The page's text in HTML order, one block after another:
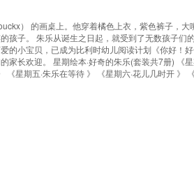
） 的画桌上。他穿着橘色上衣，紫色裤子，大
孩子。 朱乐从诞生之日起，就受到了无数孩子们
的小宝贝，已成为比利时幼儿阅读计划《你好！
长欢迎。 星期绘本·好奇的朱乐(套装共7册) 《星
星期五·朱乐在等待 》 《星期六·花儿几时开 》